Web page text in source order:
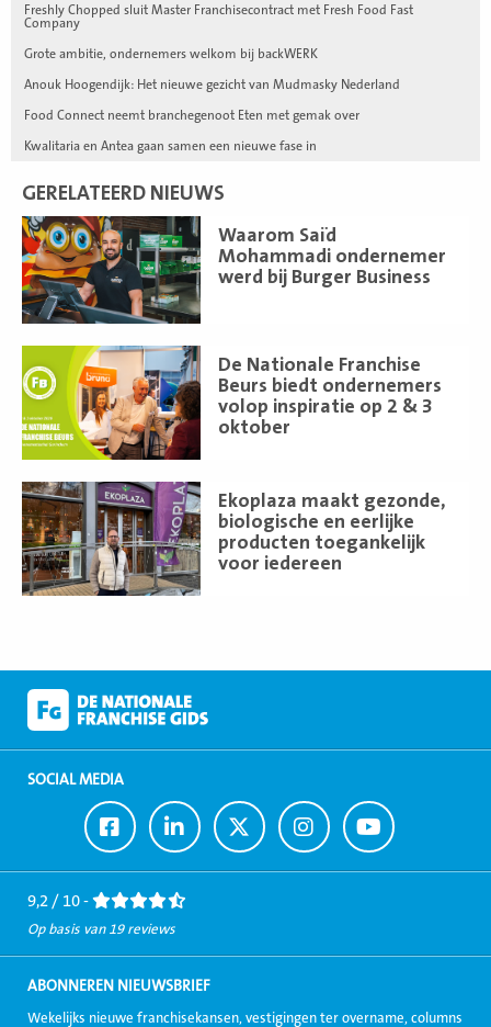
Freshly Chopped sluit Master Franchisecontract met Fresh Food Fast
Company
Grote ambitie, ondernemers welkom bij backWERK
Anouk Hoogendijk: Het nieuwe gezicht van Mudmasky Nederland
Food Connect neemt branchegenoot Eten met gemak over
Kwalitaria en Antea gaan samen een nieuwe fase in
GERELATEERD NIEUWS
Waarom Saïd
Mohammadi ondernemer
werd bij Burger Business
Lees
meer
De Nationale Franchise
Beurs biedt ondernemers
volop inspiratie op 2 & 3
oktober
meer
Ekoplaza maakt gezonde,
biologische en eerlijke
producten toegankelijk
voor iedereen
Lees
meer
SOCIAL MEDIA
Ga
naar
Facebook
Ga
naar
LinkedIn
Ga
naar
Twitter
Ga
naar
Instagram
Ga
naar
Youtube
9,2 / 10 -
Op basis van 19 reviews
ABONNEREN NIEUWSBRIEF
Wekelijks nieuwe franchisekansen, vestigingen ter overname, columns